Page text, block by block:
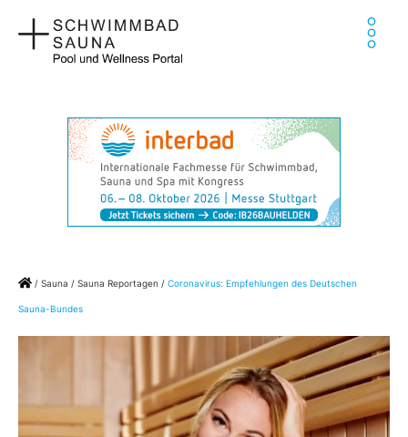
Inhalt
springen
Home
/ Sauna / Sauna Reportagen / Coronavirus: Empfehlungen des Deutschen
Sauna-Bundes